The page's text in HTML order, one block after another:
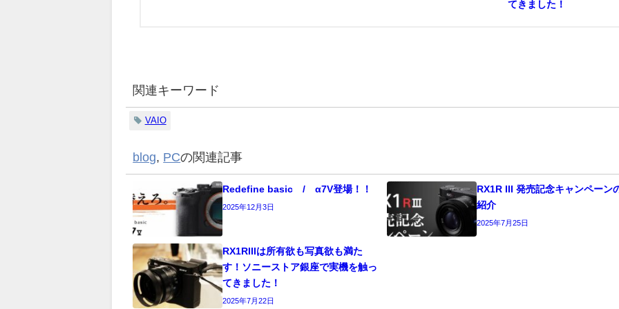
てきました！
関連キーワード
VAIO
blog, PCの関連記事
Redefine basic / α7V登場！！
2025年12月3日
RX1R III 発売記念キャンペーン
紹介
2025年7月25日
RX1RIIIは所有欲も写真欲も満た
す！ソニーストア銀座で実機を触っ
てきました！
2025年7月22日